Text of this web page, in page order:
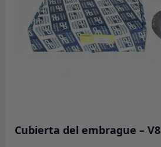
Cubierta del embrague – V8